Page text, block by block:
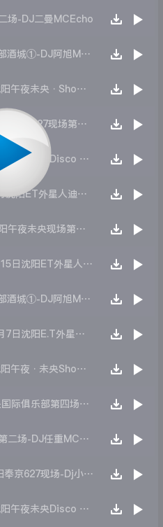
场-DJ二曼MCEcho
2016年10月01日沈阳西部酒城①-DJ阿旭Mc瑞娜
【沈风现场】2024.10 沈阳午夜未央·Show 国庆现场 第五场 DJSevenMC袁绍
【沈风现场】西部酒城2025.10月27现场第一场DjKingMc萝莉
【沈风现场】2024.12 沈阳午夜未央Disco 圣诞节现场 第二场DJ小秋MC于洋
【沈风现场】2025年10月沈阳ET外星人迪吧现场第一场-Dj阿亮 McSunny
【沈风现场】2024.03沈阳午夜未央现场第四场-Dj晨晨 Mc王子
【沈风现场】2026年1月15日沈阳ET外星人音乐现场③Dj一文 Mc琳琳
2016年05月20日沈阳西部酒城①-DJ阿旭MC瑞娜
【沈风现场】2025年11月7日沈阳E.T外星人音乐现场十年经典回顾之夜第一场-Dj阿亮 McSunny
【沈风现场】2024.06 沈阳午夜·未央Show 欧洲杯现场 第四场DJ晨晨MC王子
【沈阳现场】沈阳夜未央国际俱乐部第四场DjCupid.小秋
2019.01东方斯卡拉迪吧第二场-DJ任重MC托尼
【沈阳现场】2021年沈阳奉京627现场-Dj小苹果 Mc王贺
【沈风现场】2024.12 沈阳午夜未央Disco 圣诞节现场 第四场DJSevenMC琳琳